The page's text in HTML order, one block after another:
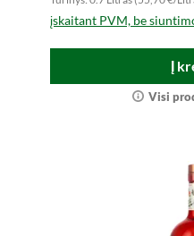
įskaitant PVM, be
Į
Visi